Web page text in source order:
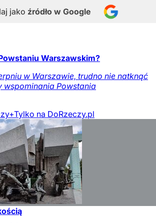
jako źródło w Google
Warszawskim?
w Warszawie, trudno nie natknąć
wspominania Powstania
Tylko na DoRzeczy.pl